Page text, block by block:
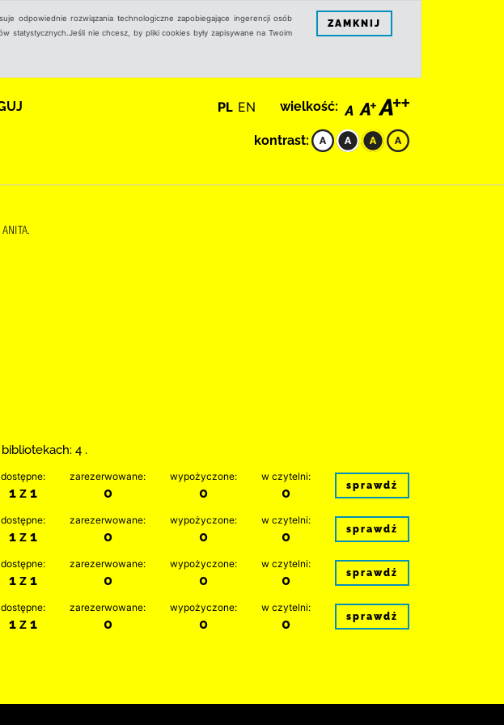
odpowiednie rozwiązania technologiczne zapobiegające ingerencji osób
statystycznych.Jeśli nie chcesz, by pliki cookies były zapisywane na Twoim
ZAMKNIJ
PL EN wielkość:
kontrast:
4 .
dostępne:
1 z 1
zarezerwowane:
0
wypożyczone:
0
w czytelni:
0 sprawdź
dostępne:
1 z 1
zarezerwowane:
0
wypożyczone:
0
w czytelni:
0 sprawdź
dostępne:
1 z 1
zarezerwowane:
0
wypożyczone:
0
w czytelni:
0 sprawdź
dostępne:
1 z 1
zarezerwowane:
0
wypożyczone:
0
w czytelni:
0 sprawdź